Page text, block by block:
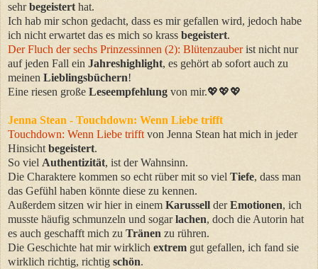
sehrbegeisterthat.
Ich hab mir schon gedacht, dass es mir gefallen wird, jedoch habe
ich nicht erwartet das es mich so krass begeistert.
Der Fluch der sechs Prinzessinnen (2): Blütenzauberist nicht nur
auf jeden Fall ein Jahreshighlight, es gehört ab sofort auch zu
meinen Lieblingsbüchern!
Eine riesen große Leseempfehlung von mir.💖💖💖
Jenna Stean - Touchdown: Wenn Liebe trifft
Touchdown: Wenn Liebe trifftvon Jenna Stean hatmich in jeder
Hinsichtbegeistert.
So viel Authentizität, ist der Wahnsinn.
Die Charaktere kommen so echt rüber mit so viel Tiefe, dass man
das Gefühl haben könnte diese zu kennen.
Außerdem sitzen wir hier in einem Karussell derEmotionen, ich
musste häufig schmunzeln und sogarlachen, doch die Autorin hat
es auch geschafft mich zu Tränen zu rühren.
Die Geschichte hat mir wirklich extrem gut gefallen, ich fand sie
wirklich richtig, richtig schön.